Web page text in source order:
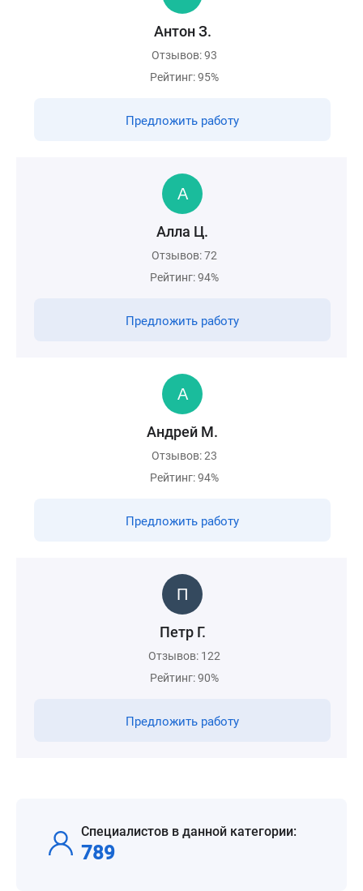
Антон З.
Отзывов: 93
Рейтинг: 95%
Предложить работу
Алла Ц.
Отзывов: 72
Рейтинг: 94%
Предложить работу
Андрей М.
Отзывов: 23
Рейтинг: 94%
Предложить работу
Петр Г.
Отзывов: 122
Рейтинг: 90%
Предложить работу
Специалистов в данной категории:
789